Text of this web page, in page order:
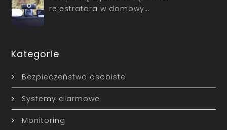
rejestratora w domowy…
Kategorie
Bezpieczeństwo osobiste
Systemy alarmowe
Monitoring